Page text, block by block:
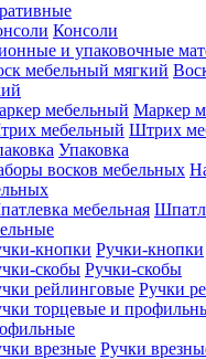
Консоли
и упаковочные
Маркер
Штрих
Упаковка
Ручки-кнопки
Ручки-скобы
Ручки
Ручки